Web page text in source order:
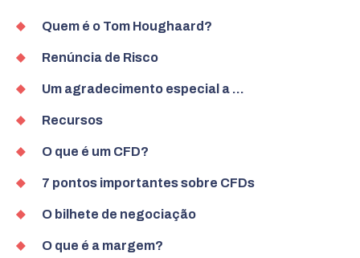
Quem é o Tom Houghaard?
Renúncia de Risco
Um agradecimento especial a …
Recursos
O que é um CFD?
7 pontos importantes sobre CFDs
O bilhete de negociação
O que é a margem?